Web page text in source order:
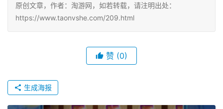
原创文章，作者：淘游网，如若转载，请注明出处：
https://www.taonvshe.com/209.html
赞 (0)
生成海报